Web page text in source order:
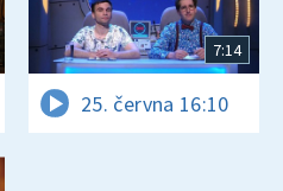
7:14
25. června 16:10